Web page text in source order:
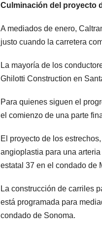
Culminación del proyecto
A mediados de enero,
justo cuando la carretera
La mayoría de los
Ghilotti Construction en
Para quienes siguen el
el comienzo de una parte
El proyecto de los
angioplastia para una
estatal 37 en el condado de
La construcción de carriles
está programada para
condado de Sonoma.